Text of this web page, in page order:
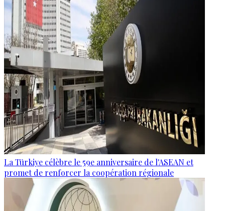
La Türkiye célèbre le 59e anniversaire de l'ASEAN et
promet de renforcer la coopération régionale